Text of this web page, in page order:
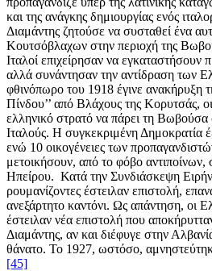
και της ανάγκης δημιουργίας ενός
Διαμάντης ζητούσε να συσταθεί ένα
Κουτσόβλαχων στην περιοχή της
Ιταλοί επιχείρησαν να εγκαταστήσουν
αλλά συνάντησαν την αντίδραση των
φθινόπωρο του 1918 έγινε ανακήρυξη
Πίνδου’’ από Βλάχους της Κορυτσάς,
ελληνικό στρατό να πάρει τη
Ιταλούς. Η συγκεκριμένη Δημοκρατία
ενώ 10 οικογένειες των
μετοικήσουν, από το φόβο αντιποίνων,
Ηπείρου. Κατά την Συνδιάσκεψη
ρουμανίζοντες έστειλαν επιστολή,
ανεξάρτητο καντόνι. Ως απάντηση, οι
έστειλαν νέα επιστολή που
Διαμάντης, αν και διέφυγε στην
θάνατο. Το 1927, ωστόσο,
[45]